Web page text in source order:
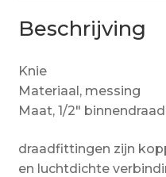
Beschrijving
Knie
Materiaal, messing
Maat, 1/2″
draadfittingen zijn
en luchtdichte